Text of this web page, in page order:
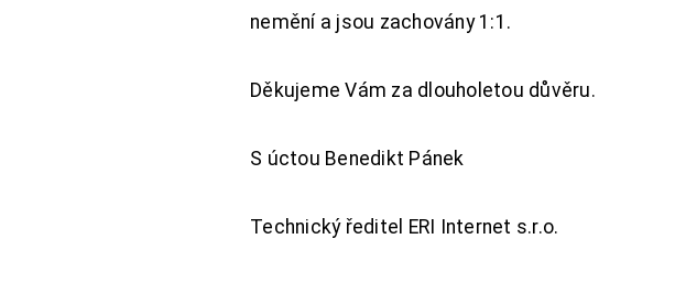
nemění a jsou zachovány 1:1.
Děkujeme Vám za dlouholetou důvěru.
S úctou Benedikt Pánek
Technický ředitel ERI Internet s.r.o.